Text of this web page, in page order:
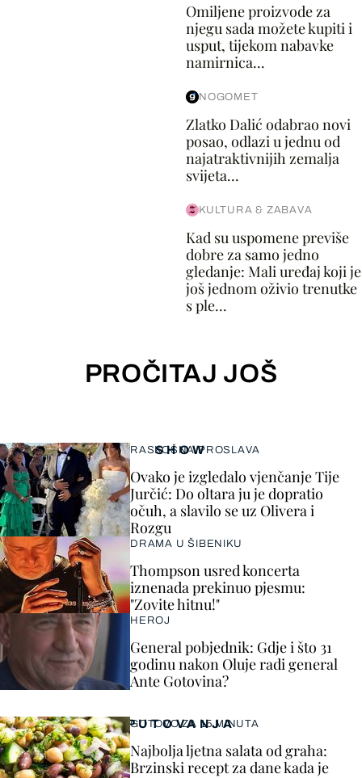
Omiljene proizvode za
njegu sada možete kupiti i
usput, tijekom nabavke
namirnica...
NOGOMET
Zlatko Dalić odabrao novi
posao, odlazi u jednu od
najatraktivnijih zemalja
svijeta...
KULTURA & ZABAVA
Kad su uspomene previše
dobre za samo jedno
gledanje: Mali uređaj koji je
još jednom oživio trenutke
s ple...
PROČITAJ JOŠ
SHOW
RASKOŠNA PROSLAVA
Ovako je izgledalo vjenčanje Tije
Jurčić: Do oltara ju je dopratio
očuh, a slavilo se uz Olivera i
Rozgu
DRAMA U ŠIBENIKU
Thompson usred koncerta
iznenada prekinuo pjesmu:
"Zovite hitnu!"
HEROJ
General pobjednik: Gdje i što 31
godinu nakon Oluje radi general
Ante Gotovina?
PUTOVANJA
GOTOVO ZA 15 MINUTA
Najbolja ljetna salata od graha:
Brzinski recept za dane kada je